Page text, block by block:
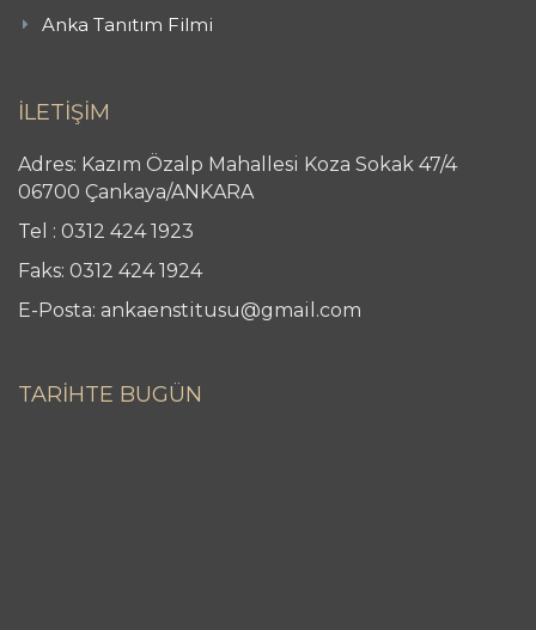
Anka Tanıtım Filmi
İLETİŞİM
Adres: Kazım Özalp Mahallesi Koza Sokak 47/4
06700 Çankaya/ANKARA
Tel : 0312 424 1923
Faks: 0312 424 1924
E-Posta: ankaenstitusu@gmail.com
TARİHTE BUGÜN